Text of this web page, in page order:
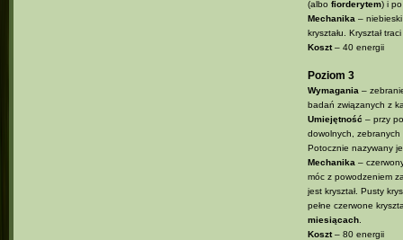
(albo fiorderytem) i
Mechanika –
kryształu. Kryształ
Koszt– 40 energii
Poziom 3
Wymagania –
badań związanych z
Umiejętność – przy
dowolnych, zebranych
Potocznie nazywany
Mechanika –
móc z powodzeniem
jest kryształ. Pusty
pełne czerwone
miesiącach.
Koszt– 80 energii